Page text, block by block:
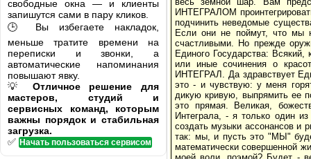
свободные окна — и клиенты
запишутся сами в пару кликов.
🕒 Вы избегаете накладок,
меньше тратите времени на
переписки и звонки, а
автоматические напоминания
повышают явку.
💡 Отличное решение для
мастеров, студий и
сервисных команд, которым
важны порядок и стабильная
загрузка.
✅ Начать пользоваться сервисом
ИНТЕГРАЛОМ
подчинить неведомые
Если они не поймут, что мы
счастливыми. Но прежде
Единого Государства:
или иные сочинения о
ИНТЕГРАЛ. Да здравствует
это - и чувствую: у меня
дикую кривую, выпрямить ее
это прямая. Великая,
Интеграла, - я только один
создать музыки ассонансов
так: мы, и пусть это "МЫ"
математически совершенной